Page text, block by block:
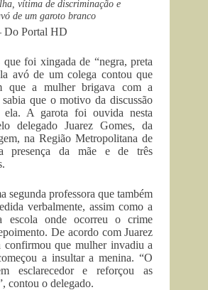
vítima de discriminação e
de um garoto branco
Do Portal HD
foi xingada de “negra, preta
avó de um colega contou que
que a mulher brigava com a
que o motivo da discussão
ela. A garota foi ouvida nesta
delegado Juarez Gomes, da
na Região Metropolitana de
presença da mãe e de três
segunda professora que também
verbalmente, assim como a
escola onde ocorreu o crime
De acordo com Juarez
confirmou que mulher invadiu a
a insultar a menina. “O
esclarecedor e reforçou as
contou o delegado.